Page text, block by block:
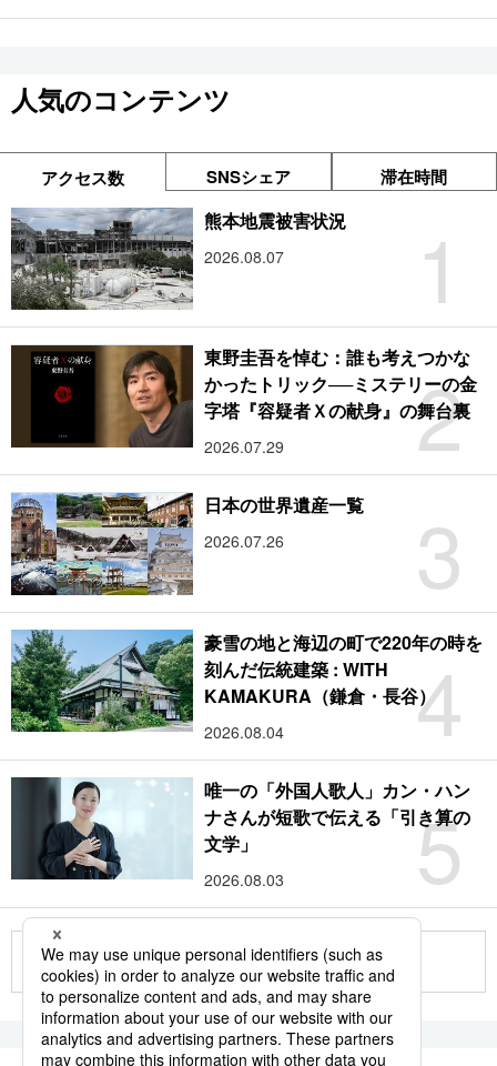
人気のコンテンツ
アクセス数 SNSシェア 滞在時間
1
熊本地震被害状況
2026.08.07
2
東野圭吾を悼む：誰も考えつかな
かったトリック──ミステリーの金
字塔『容疑者Ｘの献身』の舞台裏
2026.07.29
3
日本の世界遺産一覧
2026.07.26
4
豪雪の地と海辺の町で220年の時を
刻んだ伝統建築 : WITH
KAMAKURA（鎌倉・長谷）
2026.08.04
5
唯一の「外国人歌人」カン・ハン
ナさんが短歌で伝える「引き算の
文学」
2026.08.03
もっと見る